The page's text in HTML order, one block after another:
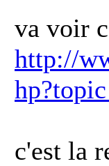
va voir
http://
c'est la